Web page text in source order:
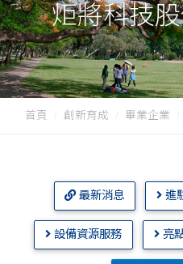
炬將科技
首頁 創新育成 畢業企業
最新消息 進
設備資源服務 亮